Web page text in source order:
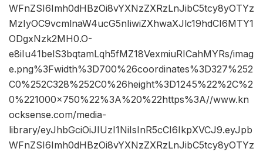
WFnZSI6Imh0dHBzOi8vYXNzZXRzLnJibC5tcy8yOTYz
MzIyOC9vcmlnaW4ucG5nIiwiZXhwaXJlc19hdCI6MTY1
ODgxNzk2MH0.O-
e8iIu41belS3bqtamLqh5fMZ18VexmiuRICahMYRs/imag
e.png%3Fwidth%3D700%26coordinates%3D327%252
C0%252C328%252C0%26height%3D1245%22%2C%2
0%221000×750%22%3A%20%22https%3A//www.kn
ocksense.com/media-
library/eyJhbGciOiJIUzI1NiIsInR5cCI6IkpXVCJ9.eyJpb
WFnZSI6Imh0dHBzOi8vYXNzZXRzLnJibC5tcy8yOTYz